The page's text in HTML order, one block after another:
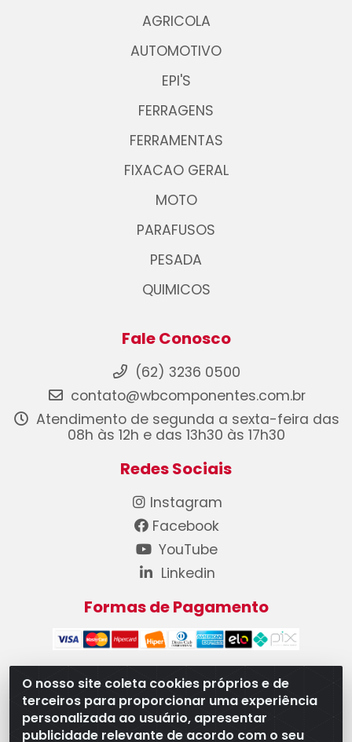
O nosso site coleta cookies próprios e de
terceiros para proporcionar uma experiência
personalizada ao usuário, apresentar
publicidade relevante de acordo com o seu
AGRICOLA
AUTOMOTIVO
EPI'S
FERRAGENS
FERRAMENTAS
FIXACAO GERAL
MOTO
PARAFUSOS
PESADA
QUIMICOS
Fale Conosco
(62) 3236 0500
contato@wbcomponentes.com.br
Atendimento de segunda a sexta-feira das
08h às 12h e das 13h30 às 17h30
Redes Sociais
Instagram
Facebook
YouTube
Linkedin
Formas de Pagamento
WB Componentes Automotivos LTDA - CNPJ
08.528.393/0001-12 - Rua do Níquel, 667 - Parque
Oeste Industrial, Goiânia/GO - CEP 74375-660